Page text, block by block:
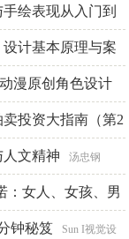
娟绘表现从入门到
教育中心编著
计基本原理与案
张鑫
漫原创角色设计
猫投资大指南（第2
问 陈润民主编 赵友厚执
文精神 汤忠钢
：女人、女孩、男
[法]安妮·埃尔诺
钟秘笈 Sun I视觉设